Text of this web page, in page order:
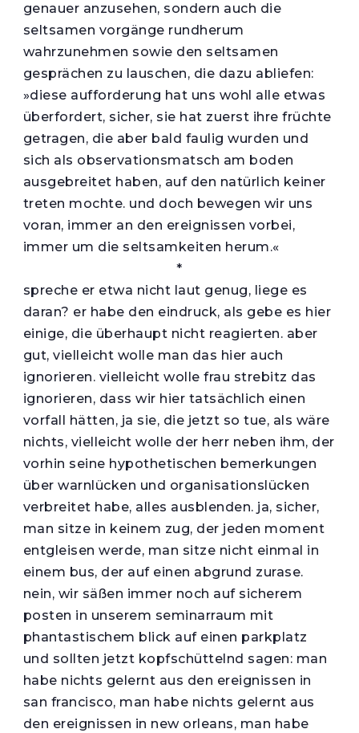
genauer anzusehen, sondern auch die
seltsamen vorgänge rundherum
wahrzunehmen sowie den seltsamen
gesprächen zu lauschen, die dazu abliefen:
»diese aufforderung hat uns wohl alle etwas
überfordert, sicher, sie hat zuerst ihre früchte
getragen, die aber bald faulig wurden und
sich als observationsmatsch am boden
ausgebreitet haben, auf den natürlich keiner
treten mochte. und doch bewegen wir uns
voran, immer an den ereignissen vorbei,
immer um die seltsamkeiten herum.«
*
spreche er etwa nicht laut genug, liege es
daran? er habe den eindruck, als gebe es hier
einige, die überhaupt nicht reagierten. aber
gut, vielleicht wolle man das hier auch
ignorieren. vielleicht wolle frau strebitz das
ignorieren, dass wir hier tatsächlich einen
vorfall hätten, ja sie, die jetzt so tue, als wäre
nichts, vielleicht wolle der herr neben ihm, der
vorhin seine hypothetischen bemerkungen
über warnlücken und organisationslücken
verbreitet habe, alles ausblenden. ja, sicher,
man sitze in keinem zug, der jeden moment
entgleisen werde, man sitze nicht einmal in
einem bus, der auf einen abgrund zurase.
nein, wir säßen immer noch auf sicherem
posten in unserem seminarraum mit
phantastischem blick auf einen parkplatz
und sollten jetzt kopfschüttelnd sagen: man
habe nichts gelernt aus den ereignissen in
san francisco, man habe nichts gelernt aus
den ereignissen in new orleans, man habe